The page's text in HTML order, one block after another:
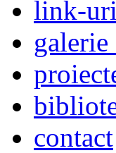
link-uri
contact